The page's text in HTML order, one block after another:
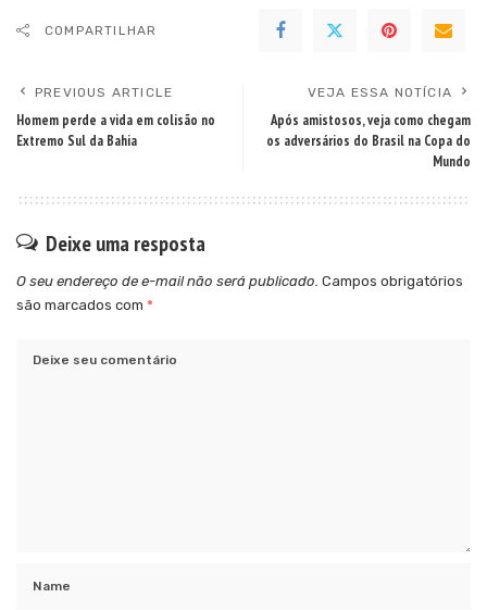
COMPARTILHAR
PREVIOUS ARTICLE
Homem perde a vida em colisão no
Extremo Sul da Bahia
VEJA ESSA NOTÍCIA
Após amistosos, veja como chegam
os adversários do Brasil na Copa do
Mundo
Deixe uma resposta
O seu endereço de e-mail não será publicado. Campos obrigatórios
são marcados com *